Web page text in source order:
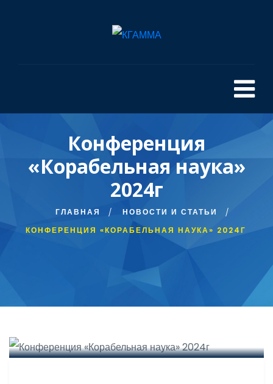
Конференция
«Корабельная наука»
2024г
ГЛАВНАЯ
НОВОСТИ И СТАТЬИ
КОНФЕРЕНЦИЯ «КОРАБЕЛЬНАЯ НАУКА» 2024Г